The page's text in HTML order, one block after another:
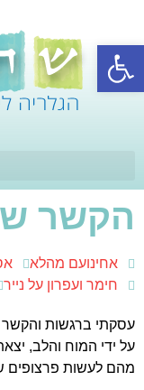
פתח סרגל נגישות
הקשר
אחינועם מהלא
חימר ועפרון על נייר
עסקתי ברגשות והקשר
על ידי המוח והלב,
מהם לעשות פרצופים